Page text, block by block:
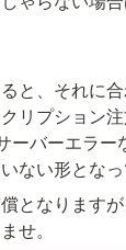
と、それに
リプション
バーエラー
ない形となっ
となります
せ。